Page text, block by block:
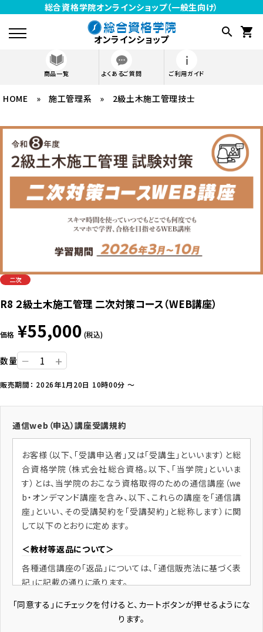
総合資格学院オンラインショップ（一般生向け）
オンラインショップ
search shopping_cart
商品一覧 よくあるご質問 ご利用ガイド
meeting_room ログイン
受講生は こちら
資格から探す
SHOP GUIDE
よくあるご質問
プライバシーポリシー
close
HOME » 施工管理系 » 2級土木施工管理技士
二次
R8 ２級土木施工管理 二次対策コース（WEB講座）
価格 ¥55,000 (税込)
数量 ー +
販売期間： 2026年1月20日 10時00分 ～
通信web（申込）講座受講規約
お客様（以下、「受講申込者」又は「受講生」といいます）と総
合資格学院（株式会社総合資格。以下、「当学院」といいま
す）とは、当学院のおこなう資格取得のための通信講座（we
b・オンデマンド講座を含み、以下、これらの講座を「通信講
座」といい、その受講契約を「受講契約」と総称します）に関
して以下のとおりに定めます。
＜教材等返品について＞
各種通信講座の「返品」については、「通信販売法に基づく表
記」に記載の通りに承ります。
販売業者
「同意する」にチェックを付けると、カートボタンが押せるようにな
ります。